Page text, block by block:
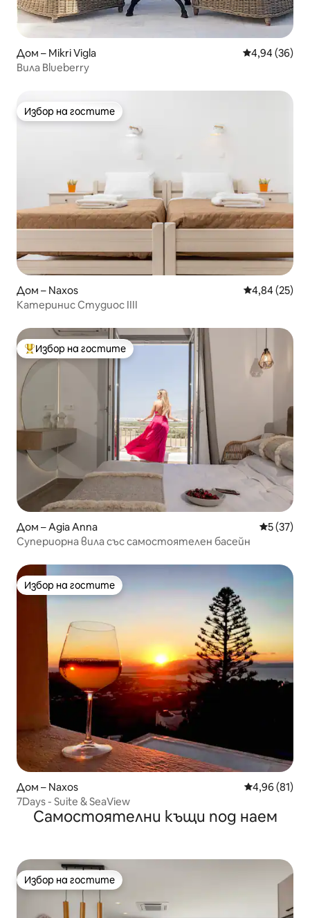
Дом – Mikri Vigla Средна
4,94 (36)
Вила Blueberry
Избор на гостите
Избор на гостите
Дом – Naxos Средна
4,84 (25)
Катеринис Студиос IIII
Най-популярен избор на гостите
Избор на гостите
Дом – Agia Anna Средна
5 (37)
Супериорна вила със самостоятелен басейн
Избор на гостите
Избор на гостите
Дом – Naxos Средна
4,96 (81)
7Days - Suite & SeaView
Самостоятелни къщи под наем
Избор на гостите
Избор на гостите